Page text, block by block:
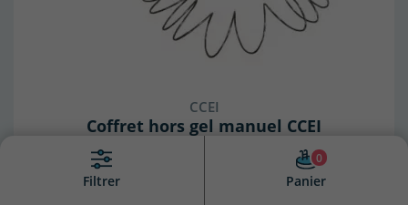
CCEI
Coffret hors gel manuel CCEI
Filtrer Panier
0